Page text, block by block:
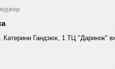
Катерини Гандзюк, 1 ТЦ "Даринок"